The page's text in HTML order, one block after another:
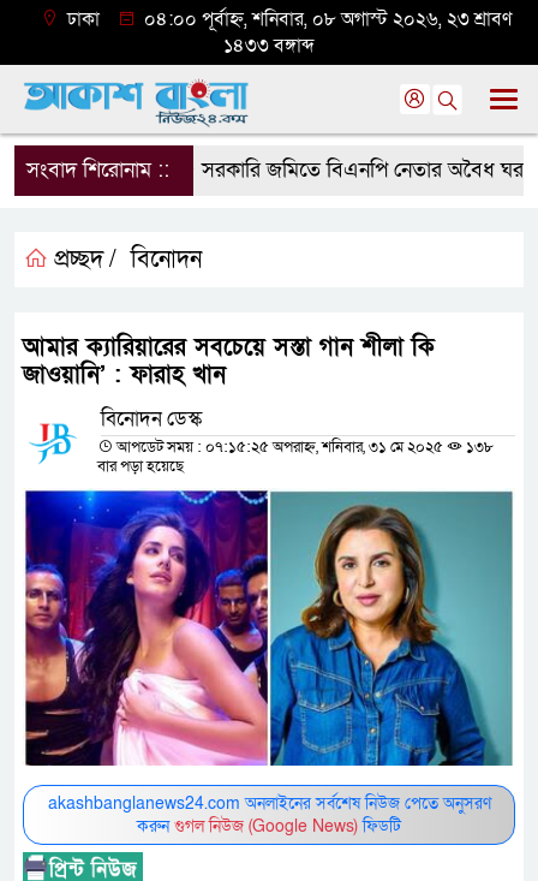
ঢাকা
০৪:০০ পূর্বাহ্ন, শনিবার, ০৮ অগাস্ট ২০২৬, ২৩ শ্রাবণ
১৪৩৩ বঙ্গাব্দ
সংবাদ শিরোনাম ::সরকারি জমিতে বিএনপি নেতার অবৈধ ঘর
প্রচ্ছদ / বিনোদন
আমার ক্যারিয়ারের সবচেয়ে সস্তা গান শীলা কি
জাওয়ানি’ : ফারাহ খান
বিনোদন ডেস্ক
আপডেট সময় : ০৭:১৫:২৫ অপরাহ্ন, শনিবার, ৩১ মে ২০২৫
১৩৮
বার পড়া হয়েছে
akashbanglanews24.com অনলাইনের সর্বশেষ নিউজ পেতে অনুসরণ
করুনগুগল নিউজ (Google News)ফিডটি